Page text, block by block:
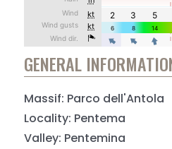
GENERAL
Massif: Parco dell'Antola
Locality: Pentema
Valley: Pentemina